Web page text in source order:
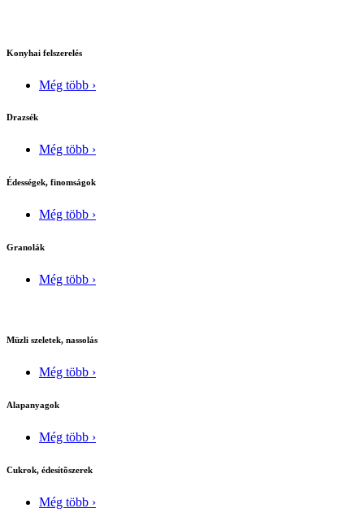
Konyhai felszerelés
Még több ›
Drazsék
Még több ›
Édességek, finomságok
Még több ›
Granolák
Még több ›
Müzli szeletek, nassolás
Még több ›
Alapanyagok
Még több ›
Cukrok, édesítõszerek
Még több ›